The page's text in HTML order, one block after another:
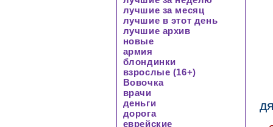
лучшие за месяц
лучшие в этот день
лучшие архив
новые
армия
блондинки
взрослые (16+)
Вовочка
врачи
деньги
дорога
еврейские